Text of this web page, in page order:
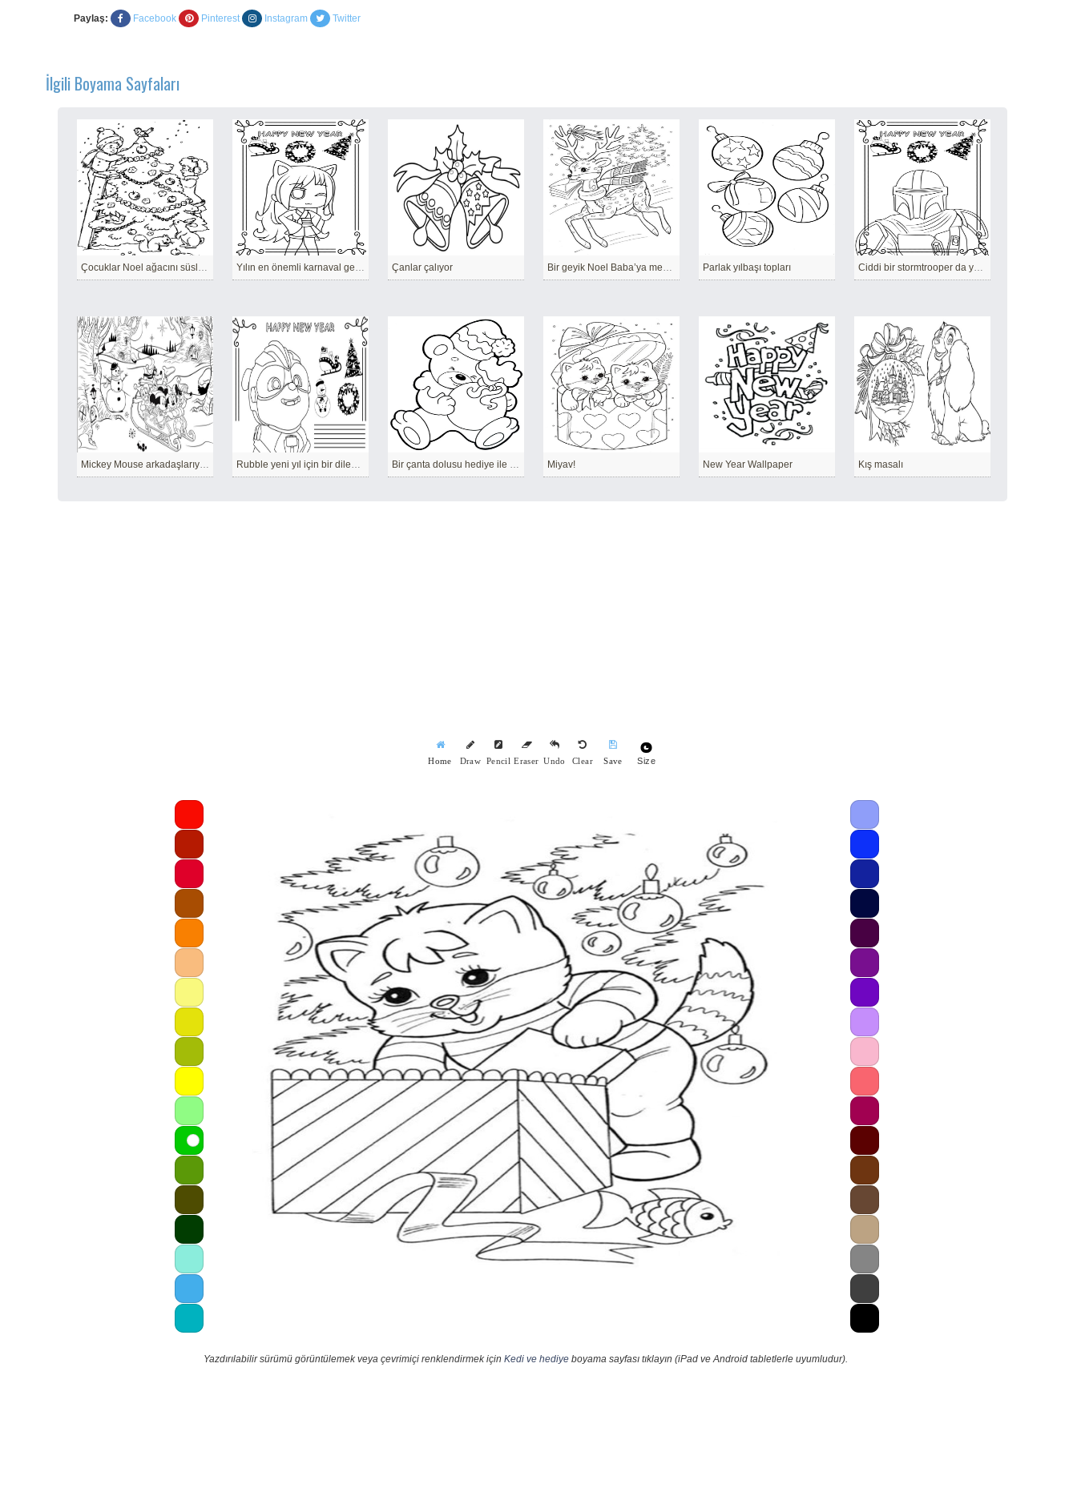
Paylaş: Facebook Pinterest Instagram Twitter
İlgili Boyama Sayfaları
Çocuklar Noel ağacını süslüyor Yılın en önemli karnaval gecesi yaklaşıyor! Çanlar çalıyor Bir geyik Noel Baba’ya mektup taşıyor Parlak yılbaşı topları Ciddi bir stormtrooper da yeni yılı bekliyor
Mickey Mouse arkadaşlarıyla kızakla kayıyor Rubble yeni yıl için bir dilek tutuyor Bir çanta dolusu hediye ile ayı Miyav! New Year Wallpaper Kış masalı
Home Draw Pencil Eraser Undo Clear Save Size
Yazdırılabilir sürümü görüntülemek veya çevrimiçi renklendirmek için Kedi ve hediyeboyama sayfası tıklayın (iPad ve Android tabletlerle uyumludur).